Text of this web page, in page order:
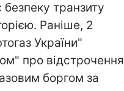
безпеку транзиту
Раніше, 2
України"
про відстрочення
боргом за